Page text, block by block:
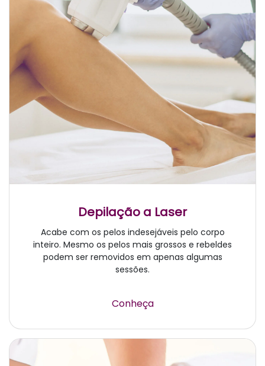
Depilação a Laser
Acabe com os pelos indesejáveis pelo corpo
inteiro. Mesmo os pelos mais grossos e rebeldes
podem ser removidos em apenas algumas
sessões.
Conheça